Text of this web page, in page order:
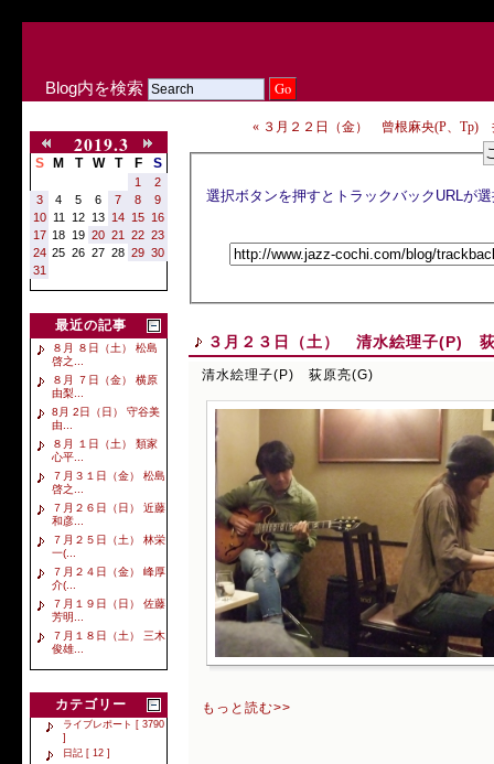
Blog内を検索
2019.3
S M T W T F S
1
2
3
4 5 6 7 8
9
10 11 12 13 14 15 16
17 18 19 20 21 22 23
24 25 26 27 28 29 30
31
最近の記事
８月 ８日（土） 松島
啓之...
８月 ７日（金） 横原
由梨...
8月 2日（日） 守谷美
由...
８月 １日（土） 類家
心平...
７月３１日（金） 松島
啓之...
７月２６日（日） 近藤
和彦...
７月２５日（土） 林栄
一(...
７月２４日（金） 峰厚
介(...
７月１９日（日） 佐藤
芳明...
７月１８日（土） 三木
俊雄...
カテゴリー
ライブレポート [ 3790
]
日記 [ 12 ]
« ３月２２日（金） 曾根麻央(P、Tp)
３月２３日（土） 清水絵理子(P)
清水絵理子(P) 荻原亮(G)
もっと読む>>